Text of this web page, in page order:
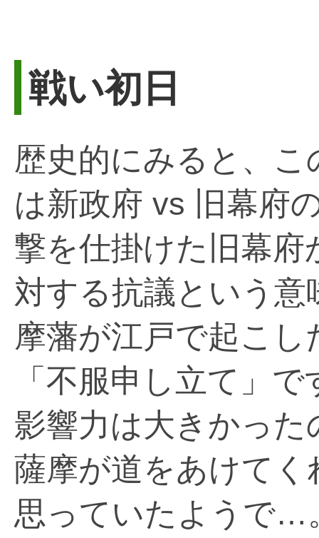
戦い初日
歴史的にみると、
は新政府 vs 旧幕府
撃を仕掛けた旧幕
対する抗議という
摩藩が江戸で起こ
「不服申し立て」
影響力は大きかっ
薩摩が道をあけて
思っていたようで…